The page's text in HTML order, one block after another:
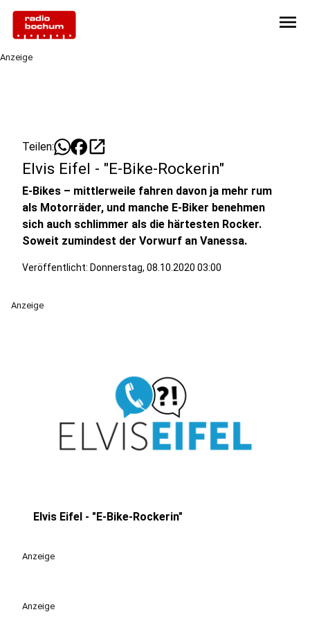
menu
Anzeige
Teilen: open_in_new
Elvis Eifel - "E-Bike-Rockerin"
E-Bikes – mittlerweile fahren davon ja mehr rum
als Motorräder, und manche E-Biker benehmen
sich auch schlimmer als die härtesten Rocker.
Soweit zumindest der Vorwurf an Vanessa.
Veröffentlicht: Donnerstag, 08.10.2020 03:00
Anzeige
Elvis Eifel - "E-Bike-Rockerin"
Anzeige
Anzeige